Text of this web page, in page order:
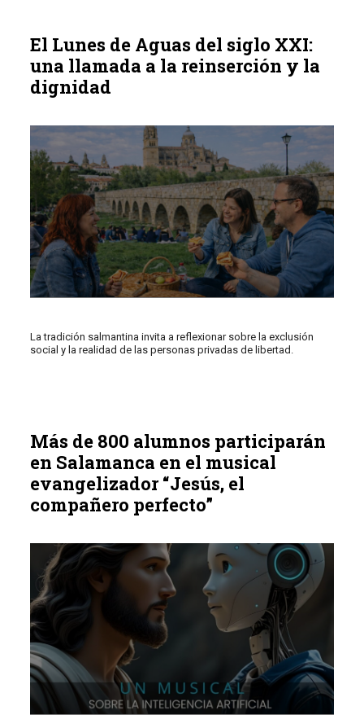
El Lunes de Aguas del siglo XXI:
una llamada a la reinserción y la
dignidad
La tradición salmantina invita a reflexionar sobre la exclusión
social y la realidad de las personas privadas de libertad.
Más de 800 alumnos participarán
en Salamanca en el musical
evangelizador “Jesús, el
compañero perfecto”